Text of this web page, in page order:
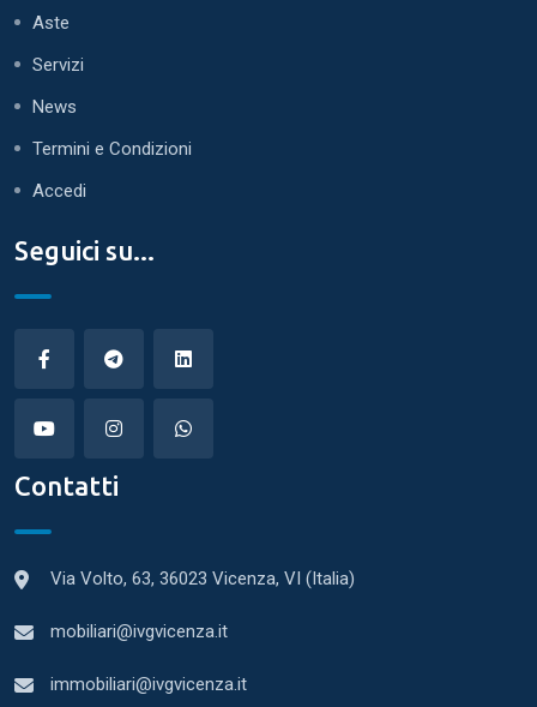
Aste
Servizi
News
Termini e Condizioni
Accedi
Seguici su...
Contatti
Via Volto, 63, 36023 Vicenza, VI (Italia)
mobiliari@ivgvicenza.it
immobiliari@ivgvicenza.it